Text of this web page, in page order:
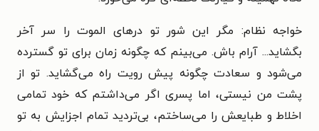
خواجه نظام: مگر این شور تو درهای الموت را سر آخر
بگشاید... آرام باش. می‌بینم که چگونه زمان برای تو گسترده
می‌شود و سعادت چگونه پیش رویت راه می‌گشاید. تو از
پشت من نیستی، اما پسری اگر می‌داشتم که خود تمامی
اخلاط و طبایعش را می‌ساختم، بی‌تردید تمام اجزایش به تو